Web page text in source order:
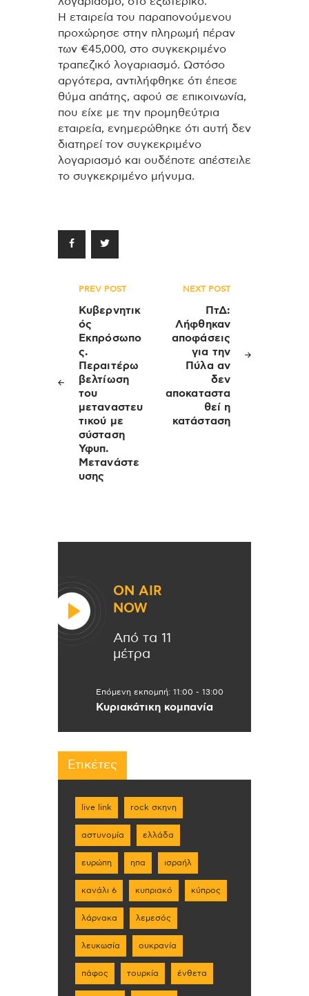
Η εταιρεία του παραπονούμενου
προχώρησε στην πληρωμή πέραν
των €45,000, στο συγκεκριμένο
τραπεζικό λογαριασμό. Ωστόσο
αργότερα, αντιλήφθηκε ότι έπεσε
θύμα απάτης, αφού σε επικοινωνία,
που είχε με την προμηθεύτρια
εταιρεία, ενημερώθηκε ότι αυτή δεν
διατηρεί τον συγκεκριμένο
λογαριασμό και ουδέποτε απέστειλε
το συγκεκριμένο μήνυμα.
Πλοήγηση
άρθρων
PREV POST
Κυβερνητικ
ός
Εκπρόσωπο
ς.
Περαιτέρω
βελτίωση
του
μεταναστευ
τικού με
σύσταση
Υφυπ.
Μετανάστε
υσης
NEXT POST
ΠτΔ:
Λήφθηκαν
αποφάσεις
για την
Πύλα αν
δεν
αποκαταστα
θεί η
κατάσταση
ON AIR
NOW
Από τα 11
μέτρα
Επόμενη εκπομπή: 11:00 - 13:00
Κυριακάτικη κομπανία
Ετικέτες
live link rock σκηνη
αστυνομία ελλάδα
ευρώπη ηπα ισραήλ
κανάλι 6 κυπριακό κύπρος
λάρνακα λεμεσός
λευκωσία ουκρανία
πάφος τουρκία ένθετα